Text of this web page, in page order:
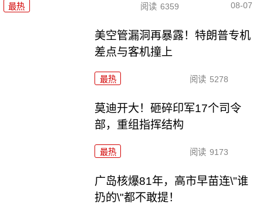
最热 阅读 6359 08-07
美空管漏洞再暴露！特朗普专机
差点与客机撞上
最热 阅读 5278
莫迪开大！砸碎印军17个司令
部，重组指挥结构
最热 阅读 9173
广岛核爆81年，高市早苗连\"谁
扔的\"都不敢提！